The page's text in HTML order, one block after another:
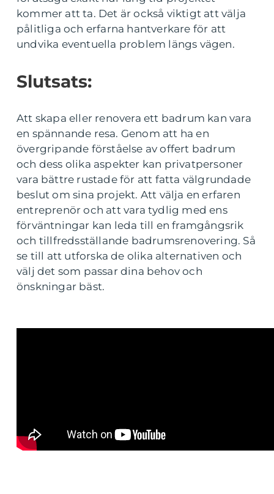
kommer att ta. Det är också viktigt att välja
pålitliga och erfarna hantverkare för att
undvika eventuella problem längs vägen.
Slutsats:
Att skapa eller renovera ett badrum kan vara
en spännande resa. Genom att ha en
övergripande förståelse av offert badrum
och dess olika aspekter kan privatpersoner
vara bättre rustade för att fatta välgrundade
beslut om sina projekt. Att välja en erfaren
entreprenör och att vara tydlig med ens
förväntningar kan leda till en framgångsrik
och tillfredsställande badrumsrenovering. Så
se till att utforska de olika alternativen och
välj det som passar dina behov och
önskningar bäst.